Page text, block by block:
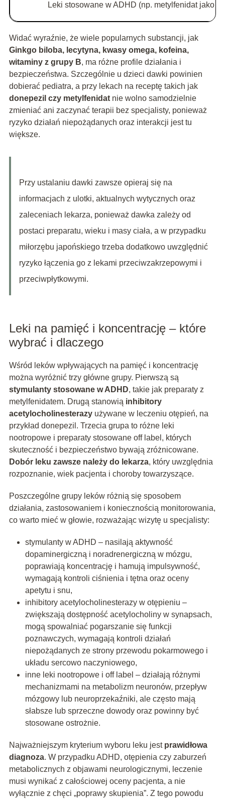
Leki stosowane w ADHD (np. metylfenidat jako
Widać wyraźnie, że wiele popularnych substancji, jak
Ginkgo biloba, lecytyna, kwasy omega, kofeina,
witaminy z grupy B, ma różne profile działania i
bezpieczeństwa. Szczególnie u dzieci dawki powinien
dobierać pediatra, a przy lekach na receptę takich jak
donepezil czy metylfenidatnie wolno samodzielnie
zmieniać ani zaczynać terapii bez specjalisty, ponieważ
ryzyko działań niepożądanych oraz interakcji jest tu
większe.
Przy ustalaniu dawki zawsze opieraj się na
informacjach z ulotki, aktualnych wytycznych oraz
zaleceniach lekarza, ponieważ dawka zależy od
postaci preparatu, wieku i masy ciała, a w przypadku
miłorzębu japońskiego trzeba dodatkowo uwzględnić
ryzyko łączenia go z lekami przeciwzakrzepowymi i
przeciwpłytkowymi.
Leki na pamięć i koncentrację – które
wybrać i dlaczego
Wśród leków wpływających na pamięć i koncentrację
można wyróżnić trzy główne grupy. Pierwszą są
stymulanty stosowane w ADHD, takie jak preparaty z
metylfenidatem. Drugą stanowią inhibitory
acetylocholinesterazyużywane w leczeniu otępień, na
przykład donepezil. Trzecia grupa to różne leki
nootropowe i preparaty stosowane off label, których
skuteczność i bezpieczeństwo bywają zróżnicowane.
Dobór leku zawsze należy do lekarza, który uwzględnia
rozpoznanie, wiek pacjenta i choroby towarzyszące.
Poszczególne grupy leków różnią się sposobem
działania, zastosowaniem i koniecznością monitorowania,
co warto mieć w głowie, rozważając wizytę u specjalisty:
stymulanty w ADHD – nasilają aktywność
dopaminergiczną i noradrenergiczną w mózgu,
poprawiają koncentrację i hamują impulsywność,
wymagają kontroli ciśnienia i tętna oraz oceny
apetytu i snu,
inhibitory acetylocholinesterazy w otępieniu –
zwiększają dostępność acetylocholiny w synapsach,
mogą spowalniać pogarszanie się funkcji
poznawczych, wymagają kontroli działań
niepożądanych ze strony przewodu pokarmowego i
układu sercowo naczyniowego,
inne leki nootropowe i off label – działają różnymi
mechanizmami na metabolizm neuronów, przepływ
mózgowy lub neuroprzekaźniki, ale często mają
słabsze lub sprzeczne dowody oraz powinny być
stosowane ostrożnie.
Najważniejszym kryterium wyboru leku jest prawidłowa
diagnoza. W przypadku ADHD, otępienia czy zaburzeń
metabolicznych z objawami neurologicznymi, leczenie
musi wynikać z całościowej oceny pacjenta, a nie
wyłącznie z chęci „poprawy skupienia”. Z tego powodu